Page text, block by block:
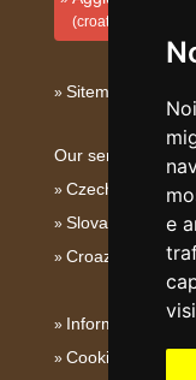
e
(croato)
Sitemap
Our servers:
Czech
Slovakian
Croazia -
Informativa su
Cookies